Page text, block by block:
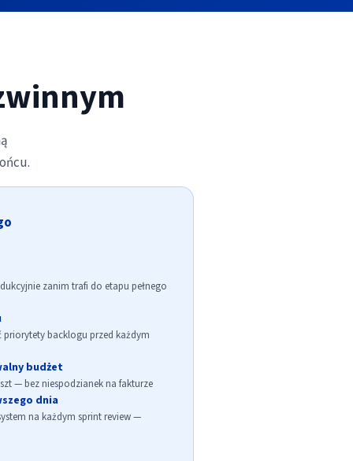
zanim trafi do etapu pełnego
backlogu przed każdym
budżet
— bez niespodzianek na fakturze
dnia
na każdym sprint review —